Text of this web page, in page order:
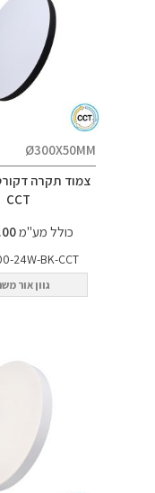
Ø300X50MM
CCT
כולל מע"מ100.00 ₪
24W-BK-CCT
גוון אור